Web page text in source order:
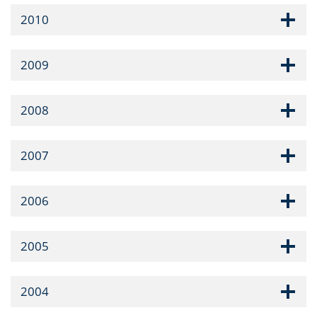
2010
2009
2008
2007
2006
2005
2004